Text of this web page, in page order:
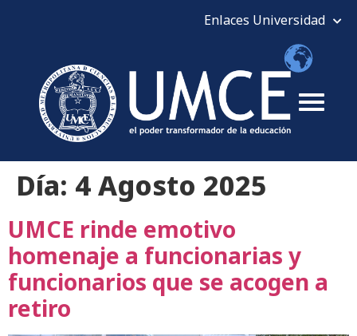
Día: 4 Agosto 2025
UMCE rinde emotivo
homenaje a funcionarias y
funcionarios que se acogen a
retiro